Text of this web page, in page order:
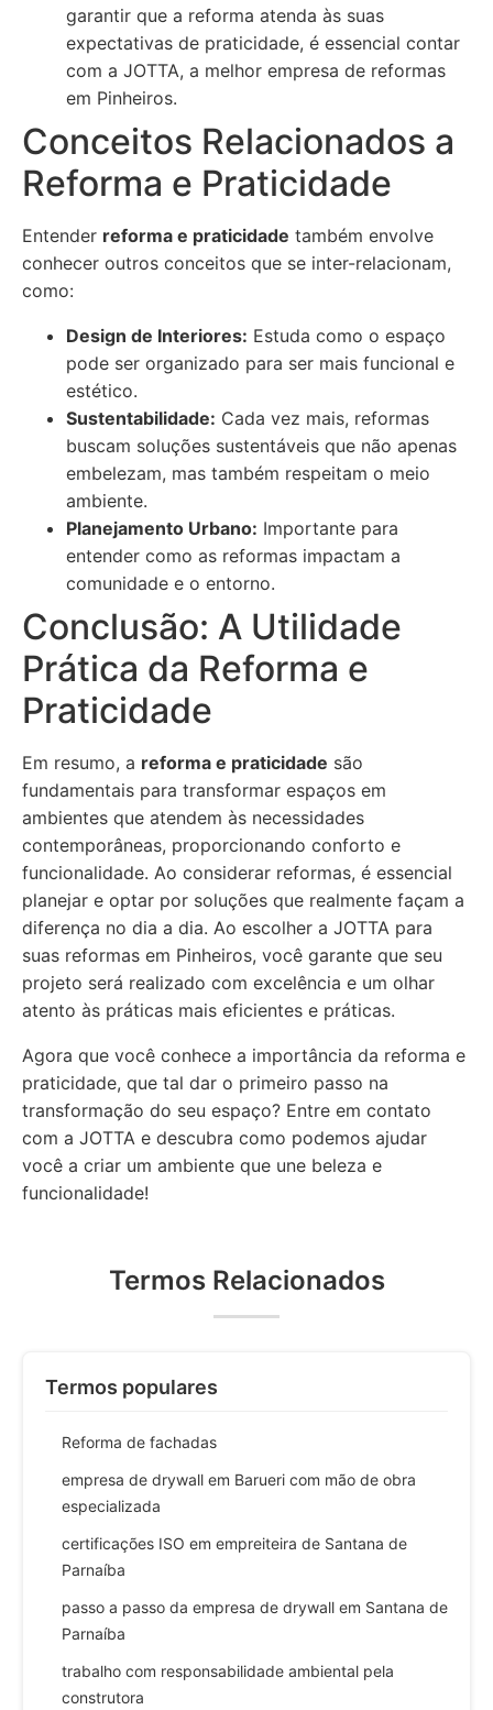
garantir que a reforma atenda às suas
expectativas de praticidade, é essencial contar
com a JOTTA, a melhor empresa de reformas
em Pinheiros.
Conceitos Relacionados a
Reforma e Praticidade
Entender reforma e praticidade também envolve
conhecer outros conceitos que se inter-relacionam,
como:
Design de Interiores: Estuda como o espaço
pode ser organizado para ser mais funcional e
estético.
Sustentabilidade: Cada vez mais, reformas
buscam soluções sustentáveis que não apenas
embelezam, mas também respeitam o meio
ambiente.
Planejamento Urbano: Importante para
entender como as reformas impactam a
comunidade e o entorno.
Conclusão: A Utilidade
Prática da Reforma e
Praticidade
Em resumo, a reforma e praticidade são
fundamentais para transformar espaços em
ambientes que atendem às necessidades
contemporâneas, proporcionando conforto e
funcionalidade. Ao considerar reformas, é essencial
planejar e optar por soluções que realmente façam a
diferença no dia a dia. Ao escolher a JOTTA para
suas reformas em Pinheiros, você garante que seu
projeto será realizado com excelência e um olhar
atento às práticas mais eficientes e práticas.
Agora que você conhece a importância da reforma e
praticidade, que tal dar o primeiro passo na
transformação do seu espaço? Entre em contato
com a JOTTA e descubra como podemos ajudar
você a criar um ambiente que une beleza e
funcionalidade!
Termos Relacionados
Termos populares
Reforma de fachadas
empresa de drywall em Barueri com mão de obra
especializada
certificações ISO em empreiteira de Santana de
Parnaíba
passo a passo da empresa de drywall em Santana de
Parnaíba
trabalho com responsabilidade ambiental pela
construtora